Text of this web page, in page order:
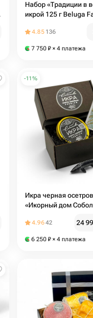
Набор «Традиции в
икрой 125 г Beluga
4.85 136
7 750 ₽ × 4 платежа
-11 %
Икра черная
«Икорный дом
4.9642 24
6 250 ₽ × 4 платежа